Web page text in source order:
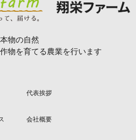
物の自然
物を育てる農業を行います
代表挨拶
会社概要